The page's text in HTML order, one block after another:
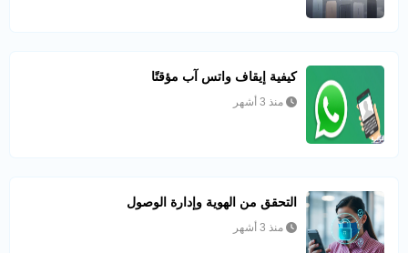
كيفية إيقاف واتس آب مؤقتًا
منذ 3 أشهر
التحقق من الهوية وإدارة الوصول
منذ 3 أشهر